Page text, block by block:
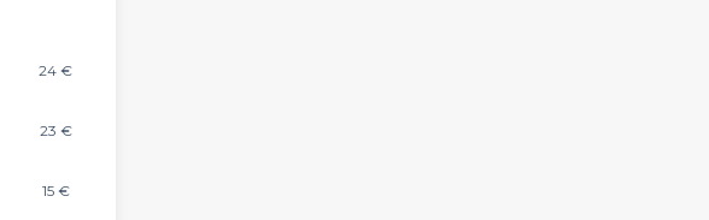
24 €
23 €
15 €